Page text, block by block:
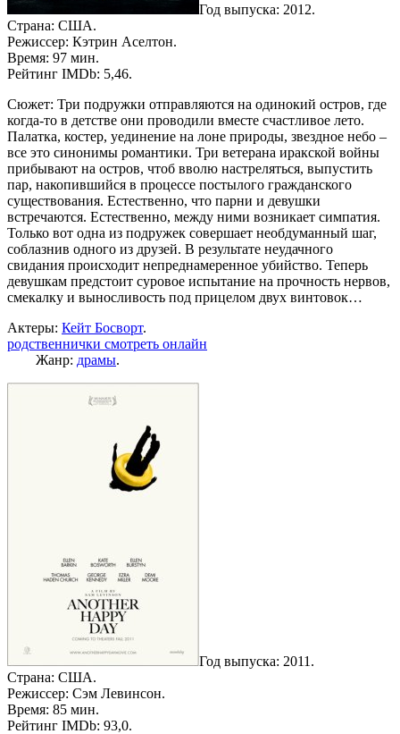
Год выпуска: 2012.
Страна: США.
Режиссер: Кэтрин Аселтон.
Время: 97 мин.
Рейтинг IMDb: 5,46.
Сюжет: Три подружки отправляются на одинокий остров, где
когда-то в детстве они проводили вместе счастливое лето.
Палатка, костер, уединение на лоне природы, звездное небо –
все это синонимы романтики. Три ветерана иракской войны
прибывают на остров, чтоб вволю настреляться, выпустить
пар, накопившийся в процессе постылого гражданского
существования. Естественно, что парни и девушки
встречаются. Естественно, между ними возникает симпатия.
Только вот одна из подружек совершает необдуманный шаг,
соблазнив одного из друзей. В результате неудачного
свидания происходит непреднамеренное убийство. Теперь
девушкам предстоит суровое испытание на прочность нервов,
смекалку и выносливость под прицелом двух винтовок…
Актеры: Кейт Босворт.
родственнички смотреть онлайн
Жанр: драмы.
Год выпуска: 2011.
Страна: США.
Режиссер: Сэм Левинсон.
Время: 85 мин.
Рейтинг IMDb: 93,0.